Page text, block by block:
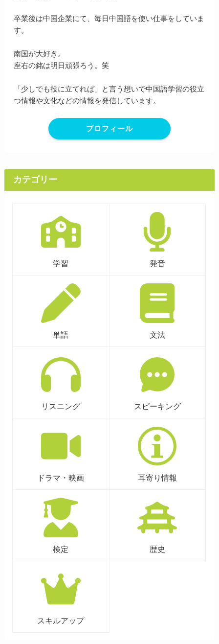
卒業後は中国企業にて、毎日中国語を使い仕事をしていま
す。
南国が大好き。
座右の銘は明日頑張ろう。笑
「少しでも役に立てれば」と言う想いで中国語学習の役立
つ情報や文化などの情報を発信しています。
プロフィール
カテゴリー
学習 発音
単語 文法
リスニング スピーキング
ドラマ・映画 耳寄り情報
検定 歴史
スキルアップ